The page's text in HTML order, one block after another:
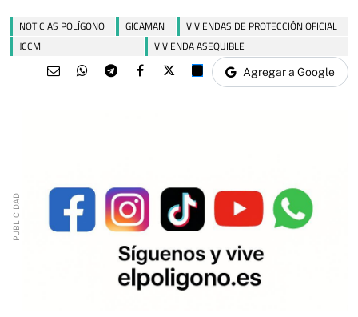
NOTICIAS POLÍGONO GICAMAN
VIVIENDAS DE PROTECCIÓN OFICIAL
JCCM
VIVIENDA ASEQUIBLE
Agregar a Google